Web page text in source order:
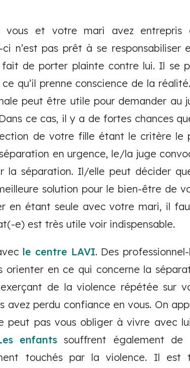
vous et votre mari avez entrepris
n’est pas prêt à se responsabiliser
fait de porter plainte contre lui. Il se
qu’il prenne conscience de la
peut être utile pour demander au
ce cas, il y a de fortes chances
de votre fille étant le critère le
en urgence, le/la juge
la séparation. Il/elle peut décider
solution pour le bien-être de
en étant seule avec votre mari, il
e) est très utile voir indispensable.
le centre LAVI. Des
orienter en ce qui concerne la
de la violence répétée sur
perdu confiance en vous. On
peut pas vous obliger à vivre avec
enfants souffrent également de
touchés par la violence. Il est